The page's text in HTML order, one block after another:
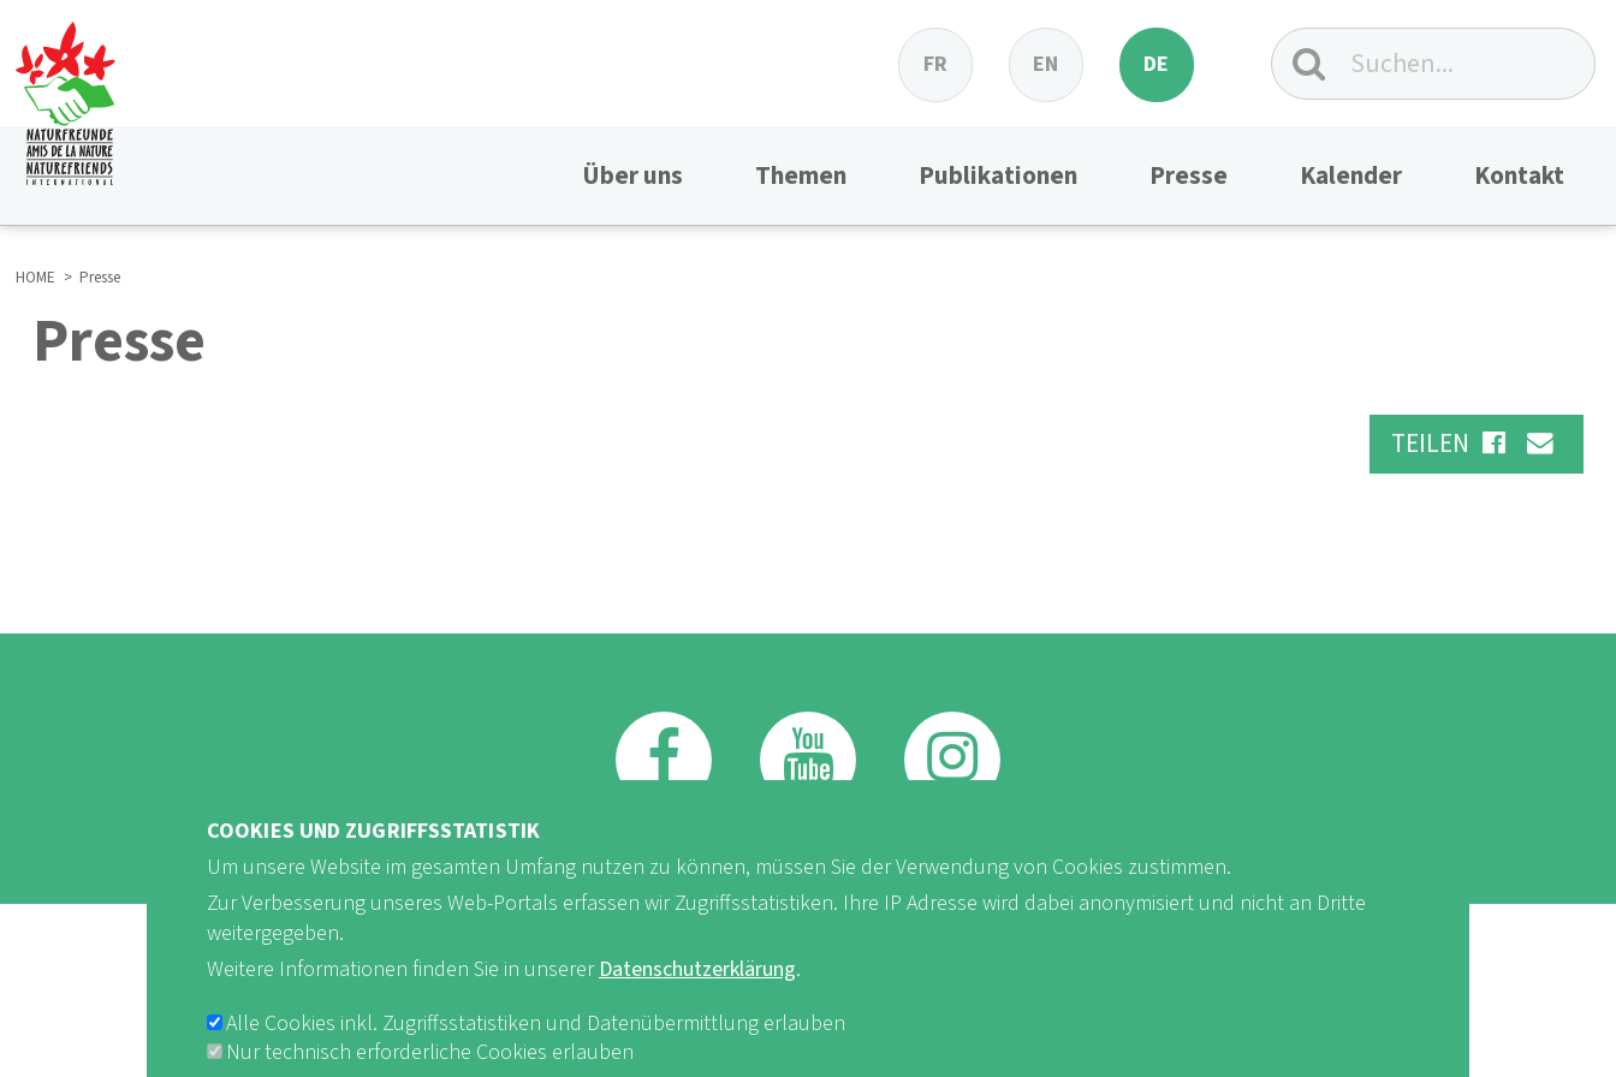
zum
Inhalt
FR EN DE
HAUPTNAVIGATION Über uns Themen Publikationen Presse Kalender Kontakt
BREADCRUMB
HOME Presse
Presse
TEILEN
Impressum & Datenschutz nf-int.org
COOKIES UND ZUGRIFFSSTATISTIK
Um unsere Website im gesamten Umfang nutzen zu können, müssen Sie der Verwendung von Cookies zustimmen.
Zur Verbesserung unseres Web-Portals erfassen wir Zugriffsstatistiken. Ihre IP Adresse wird dabei anonymisiert und nicht an Dritte
weitergegeben.
Weitere Informationen finden Sie in unsererDatenschutzerklärung.
Alle Cookies inkl. Zugriffsstatistiken und Datenübermittlung erlauben
Nur technisch erforderliche Cookies erlauben